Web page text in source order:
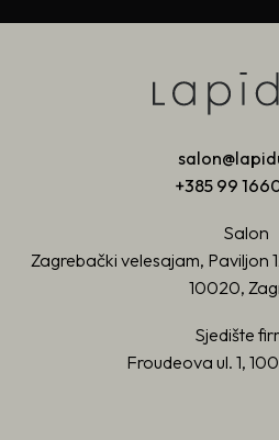
+385 99
Salon
Zagrebački velesajam, Paviljon
10020,
Sjedište
Froudeova ul. 1,